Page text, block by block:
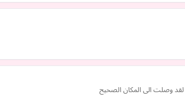
وصلت الى المكان الصحيح